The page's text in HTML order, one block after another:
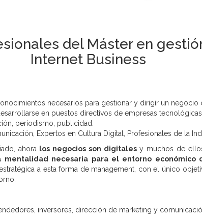
del Máster en
Internet Business
necesarios para gestionar y dirigir un negocio
en puestos directivos de empresas
periodismo, publicidad.
Expertos en Cultura Digital, Profesionales de la
ahora los negocios son digitalesy muchos de
mentalidad necesaria para el entorno económico
a esta forma de management, con el único
inversores, dirección de marketing y